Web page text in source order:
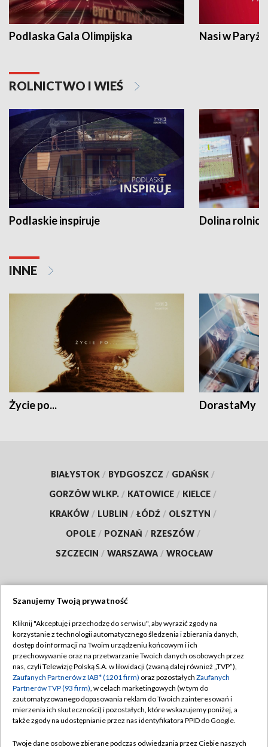
Podlaska Gala Olimpijska Nasi w Paryżu
ROLNICTWO I WIEŚ
Podlaskie inspiruje Dolina
INNE
Życie po... DorastaMy
BIAŁYSTOK / BYDGOSZCZ / GDAŃSK /
GORZÓW WLKP. / KATOWICE / KIELCE /
KRAKÓW / LUBLIN / ŁÓDŹ / OLSZTYN /
OPOLE / POZNAŃ / RZESZÓW /
SZCZECIN / WARSZAWA / WROCŁAW
TVP
Abonament TVP
Emisja w TVP
Centrum informacji TVP
Naziemna Telewizja Cyfrowa
Regulamin TVP
Polityka prywatności
Moje zgody
Pomoc
Szanujemy Twoją prywatność
Kliknij "Akceptuję i przechodzę do serwisu", aby wyrazić zgody na
korzystanie z technologii automatycznego śledzenia i zbierania danych,
dostęp do informacji na Twoim urządzeniu końcowym i ich
przechowywanie oraz na przetwarzanie Twoich danych osobowych przez
nas, czyli Telewizję Polską S.A. w likwidacji (zwaną dalej również „TVP”),
Zaufanych Partnerów z IAB* (1201 firm) oraz pozostałych Zaufanych
Partnerów TVP (93 firm), w celach marketingowych (w tym do
zautomatyzowanego dopasowania reklam do Twoich zainteresowań i
mierzenia ich skuteczności) i pozostałych, które wskazujemy poniżej, a
także zgody na udostępnianie przez nas identyfikatora PPID do Google.
Twoje dane osobowe zbierane podczas odwiedzania przez Ciebie naszych